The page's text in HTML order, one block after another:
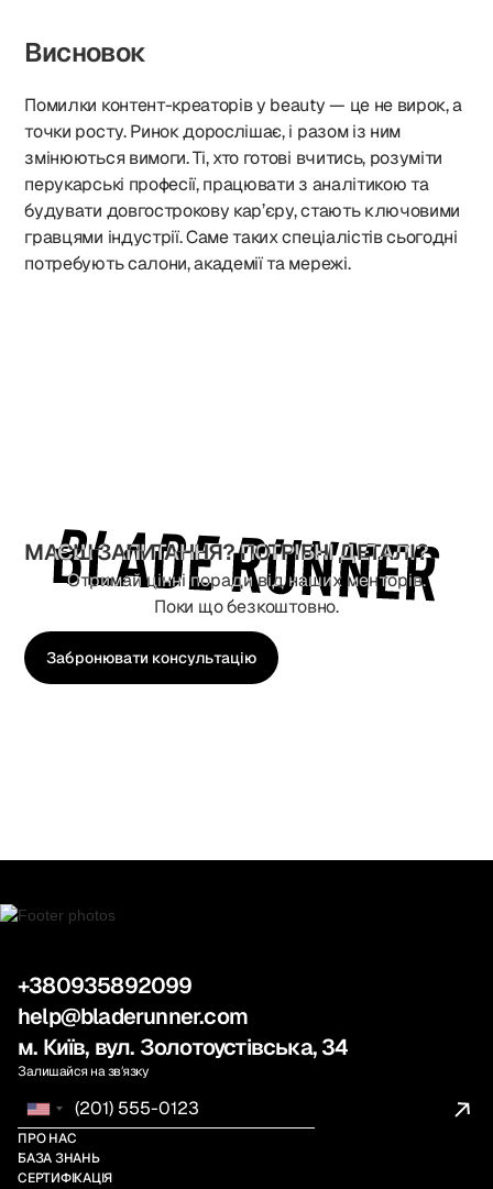
Висновок
Помилки контент-креаторів у beauty — це не вирок, а
точки росту. Ринок дорослішає, і разом із ним
змінюються вимоги. Ті, хто готові вчитись, розуміти
перукарські професії, працювати з аналітикою та
будувати довгострокову кар’єру, стають ключовими
гравцями індустрії. Саме таких спеціалістів сьогодні
потребують салони, академії та мережі.
МАЄШ ЗАПИТАННЯ? ПОТРІБНІ ДЕТАЛІ?
Отримай цінні поради від наших менторів.
Поки що безкоштовно.
Забронювати консультацію
+380935892099
help@bladerunner.com
м. Київ, вул. Золотоустівська, 34
Залишайся на звʼязку
ПРО НАС
БАЗА ЗНАНЬ
СЕРТИФІКАЦІЯ